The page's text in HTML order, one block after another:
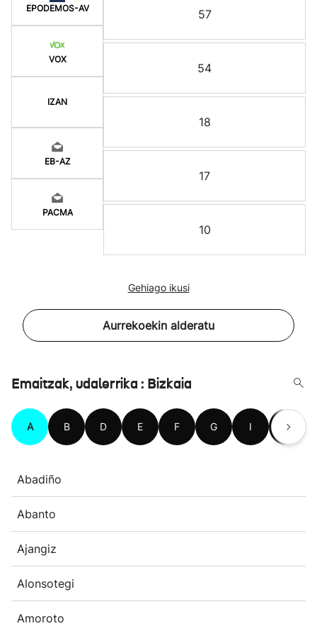
EPODEMOS-AV
VOX
IZAN
EB-AZ
PACMA
57
54
18
17
10
Gehiago ikusi
Aurrekoekin alderatu
Emaitzak, udalerrika : Bizkaia
A B D E F G I J
Abadiño
Abanto
Ajangiz
Alonsotegi
Amoroto